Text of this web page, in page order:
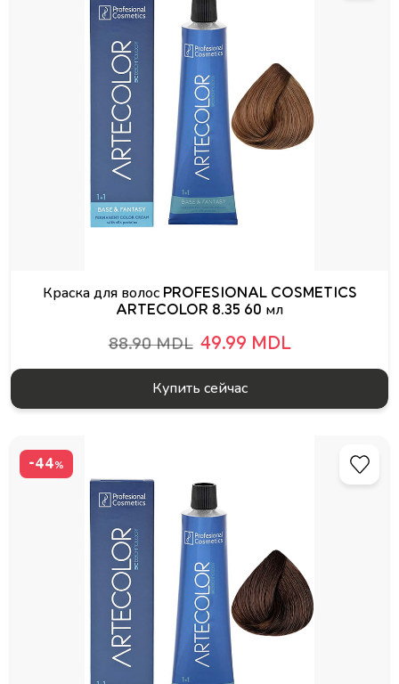
Краска для волос PROFESIONAL COSMETICS
ARTECOLOR 8.35 60 мл
88.90 MDL 49.99 MDL
Купить сейчас
-44%